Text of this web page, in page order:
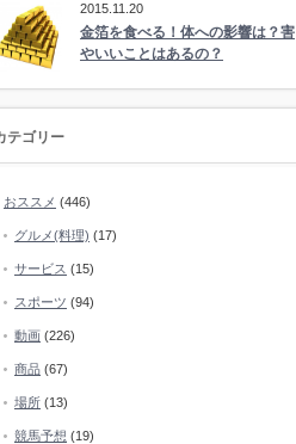
2015.11.20
金箔を食べる！体への影響は？害
やいいことはあるの？
テゴリー
おススメ (446)
グルメ(料理) (17)
サービス (15)
スポーツ (94)
動画 (226)
商品 (67)
場所 (13)
競馬予想 (19)